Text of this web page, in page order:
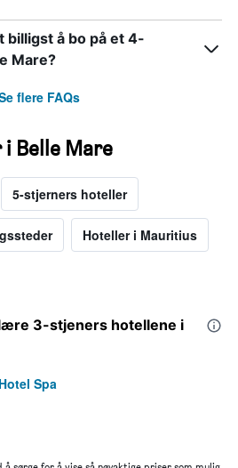
billigst å bo på et 4-
Mare?
flere FAQs
Belle Mare
5-stjerners hoteller
Hoteller i Mauritius
3-stjeners hotellene i
Spa